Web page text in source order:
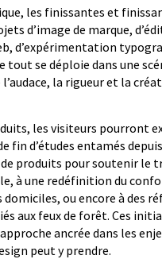
les finissantes et
d’image de marque,
d’expérimentation
tout se déploie dans une
la rigueur et la
les visiteurs pourront
fin d’études entamés depuis
produits pour soutenir le
à une redéfinition du
ou encore à des
aux feux de forêt. Ces
ancrée dans les
peut y prendre.